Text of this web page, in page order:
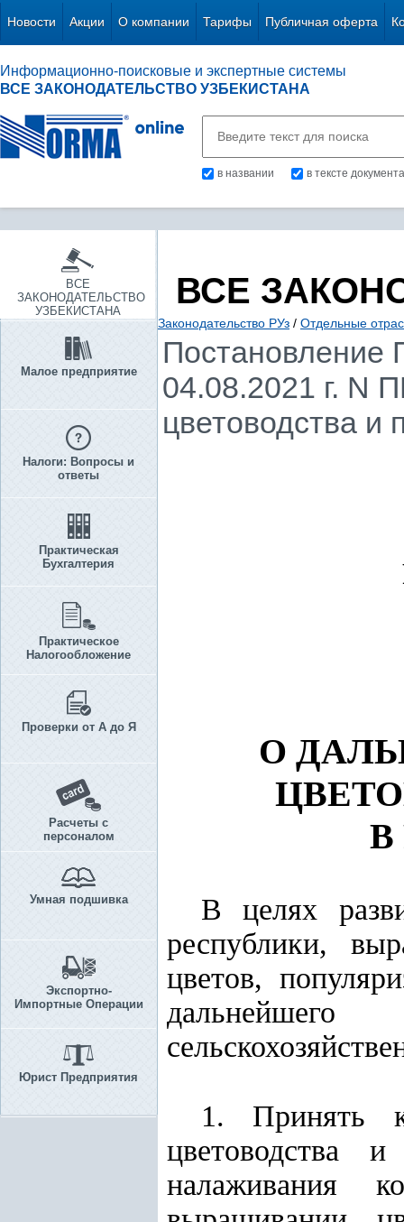
Новости Акции О компании Тарифы Публичная оферта
Информационно-поисковые и экспертные системы
ВСЕ ЗАКОНОДАТЕЛЬСТВО УЗБЕКИСТАНА
в названии в тексте документа
ВСЕ
ЗАКОНОДАТЕЛЬСТВО
УЗБЕКИСТАНА
Малое предприятие
Налоги: Вопросы и
ответы
Практическая
Бухгалтерия
Практическое
Налогообложение
Проверки от А до Я
Расчеты с
персоналом
Умная подшивка
Экспортно-
Импортные Операции
Юрист Предприятия
ВСЕ
Законодательство РУз / Отдельные
Постановление
04.08.2021 г. N
цветоводства и
О
В
В целях
республики,
цветов,
1. Принять
цветоводства
налаживания